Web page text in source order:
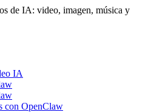
de IA: video, imagen, música y
IA
con OpenClaw